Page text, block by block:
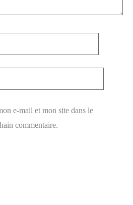
e-mail et mon site dans le
commentaire.